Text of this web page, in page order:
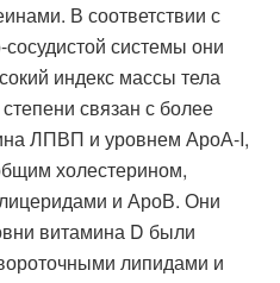
В соответствии с
системы они
индекс массы тела
связан с более
ЛПВП и уровнем АроА-I,
холестерином,
и АроВ. Они
витамина D были
липидами и